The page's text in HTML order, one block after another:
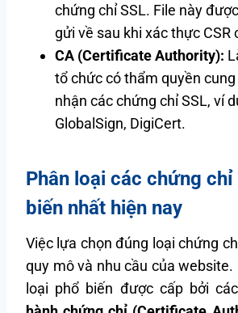
chứng chỉ SSL. File này
gửi về sau khi xác thực CSR
CA (Certificate Authority):
tổ chức có thẩm quyền
nhận các chứng chỉ SSL, ví
GlobalSign, DigiCert.
Phân loại các chứng chỉ
biến nhất hiện nay
Việc lựa chọn đúng loại chứng
quy mô và nhu cầu của website.
loại phổ biến được cấp bởi các